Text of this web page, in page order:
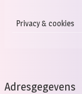
Privacy & cookies
Adresgegevens